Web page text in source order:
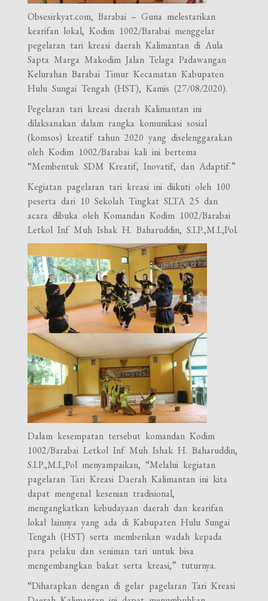
Obsesirkyat.com, Barabai – Guna melestarikan
kearifan lokal, Kodim 1002/Barabai menggelar
pegelaran tari kreasi daerah Kalimantan di Aula
Sapta Marga Makodim Jalan Telaga Padawangan
Kelurahan Barabai Timur Kecamatan Kabupaten
Hulu Sungai Tengah (HST), Kamis (27/08/2020).
Pegelaran tari kreasi daerah Kalimantan ini
dilaksanakan dalam rangka komunikasi sosial
(komsos) kreatif tahun 2020 yang diselenggarakan
oleh Kodim 1002/Barabai kali ini bertema
“Membentuk SDM Kreatif, Inovatif, dan Adaptif.”
Kegiatan pagelaran tari kreasi ini diikuti oleh 100
peserta dari 10 Sekolah Tingkat SLTA 25 dan
acara dibuka oleh Komandan Kodim 1002/Barabai
Letkol Inf Muh Ishak H. Baharuddin, S.I.P.,M.I.,Pol.
Dalam kesempatan tersebut komandan Kodim
1002/Barabai Letkol Inf Muh Ishak H. Baharuddin,
S.I.P.,M.I.,Pol menyampaikan, “Melalui kegiatan
pagelaran Tari Kreasi Daerah Kalimantan ini kita
dapat mengenal kesenian tradisional,
mengangkatkan kebudayaan daerah dan kearifan
lokal lainnya yang ada di Kabupaten Hulu Sungai
Tengah (HST) serta memberikan wadah kepada
para pelaku dan seniman tari untuk bisa
mengembangkan bakat serta kreasi,” tuturnya.
“Diharapkan dengan di gelar pagelaran Tari Kreasi